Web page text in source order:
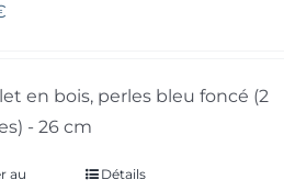
en bois, perles bleu foncé (2
- 26 cm
au
Détails